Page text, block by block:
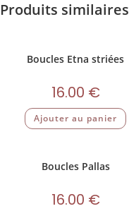
Produits similaires
Boucles Etna striées
16.00 €
Ajouter au panier
Boucles Pallas
16.00 €